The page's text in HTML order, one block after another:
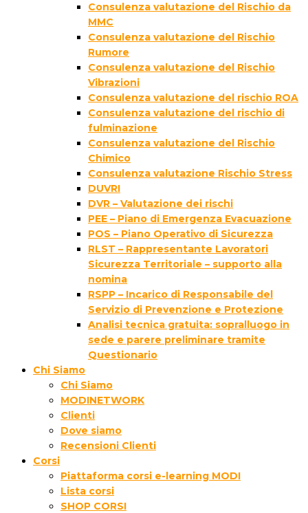
Consulenza valutazione del Rischio da
MMC
Consulenza valutazione del Rischio
Rumore
Consulenza valutazione del Rischio
Vibrazioni
Consulenza valutazione del rischio ROA
Consulenza valutazione del rischio di
fulminazione
Consulenza valutazione del Rischio
Chimico
Consulenza valutazione Rischio Stress
DUVRI
DVR – Valutazione dei rischi
PEE – Piano di Emergenza Evacuazione
POS – Piano Operativo di Sicurezza
RLST – Rappresentante Lavoratori
Sicurezza Territoriale – supporto alla
nomina
RSPP – Incarico di Responsabile del
Servizio di Prevenzione e Protezione
Analisi tecnica gratuita: sopralluogo in
sede e parere preliminare tramite
Questionario
Chi Siamo
Chi Siamo
MODINETWORK
Clienti
Dove siamo
Recensioni Clienti
Corsi
Piattaforma corsi e-learning MODI
Lista corsi
SHOP CORSI